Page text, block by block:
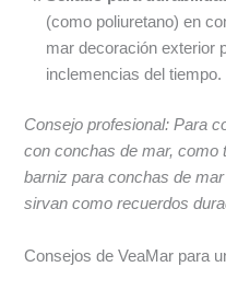
(como poliuretano) en
mar decoración exterior
inclemencias del tiempo.
Consejo profesional: Para
con conchas de mar, como
barniz para conchas de
sirvan como recuerdos
Consejos de VeaMar para